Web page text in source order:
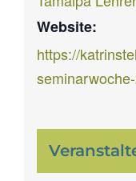
Website:
https://